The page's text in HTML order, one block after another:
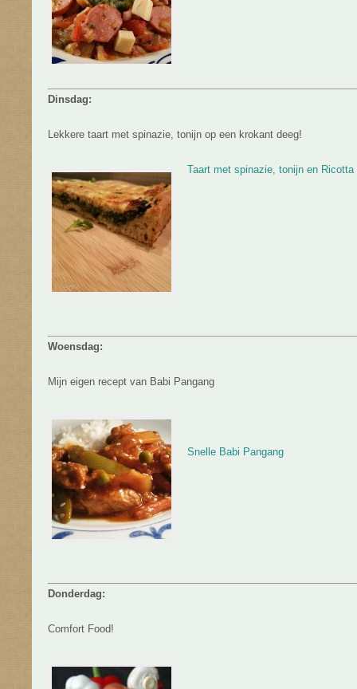
Dinsdag:
Lekkere taart met spinazie, tonijn op een krokant deeg!
Taart met spinazie, tonijn en Ricotta
Woensdag:
Mijn eigen recept van Babi Pangang
Snelle Babi Pangang
Donderdag:
Comfort Food!